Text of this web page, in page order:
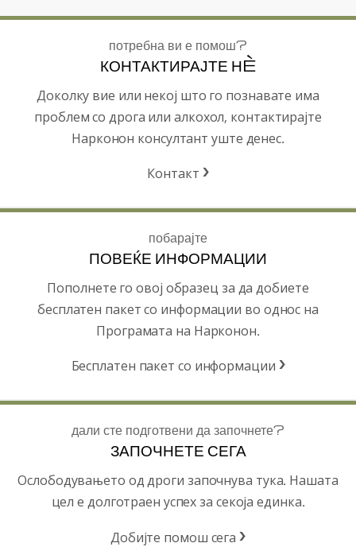
потребна ви е помош?
КОНТАКТИРАЈТЕ НÈ
Доколку вие или некој што го познавате има
проблем со дрога или алкохол, контактирајте
Нарконон консултант уште денес.
Контакт
побарајте
ПОВЕЌЕ ИНФОРМАЦИИ
Пополнете го овој образец за да добиете
бесплатен пакет со информации во однос на
Програмата на Нарконон.
Бесплатен пакет со информации
дали сте подготвени да започнете?
ЗАПОЧНЕТЕ СЕГА
Ослободувањето од дроги започнува тука. Нашата
цел е долготраен успех за секоја единка.
Добијте помош сега